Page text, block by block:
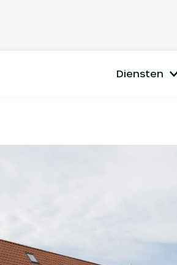
Diensten